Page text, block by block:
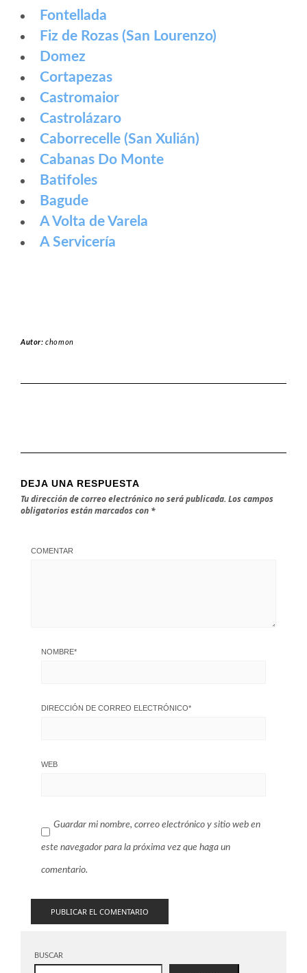
Fontellada
Fiz de Rozas (San Lourenzo)
Domez
Cortapezas
Castromaior
Castrolázaro
Caborrecelle (San Xulián)
Cabanas Do Monte
Batifoles
Bagude
A Volta de Varela
A Servicería
Autor:chomon
DEJA UNA RESPUESTA
Tu dirección de correo electrónico no será publicada. Los campos
obligatorios están marcados con *
COMENTAR
NOMBRE*
DIRECCIÓN DE CORREO ELECTRÓNICO*
WEB
Guardar mi nombre, correo electrónico y sitio web en
este navegador para la próxima vez que haga un
comentario.
BUSCAR